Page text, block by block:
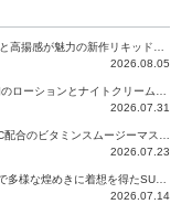
まもなくNARSから登場するのは、シアーな血色感と高揚感が魅力の新作リキッドブラッシュ「インセイシャブル リキッドブラッシュ」と、ゴールデンアワーに染まる空にインスピレーションを得た「アフターグロー リップシャイン」の新色！夏をハックして！
2026.08.05
リンクルショットから、シワの肌環境に着目した初のローションとナイトクリームが登場！デイリーケアで、シワ特有の肌環境を改善し、シワが目立たない肌へと導きます。
2026.07.31
ナチュラルコスメブランドSABONから、ビタミンC配合のビタミンスムージーマスク「ラディアンスマスク」と、ペパーミントにオーガニックハーブを凝縮したジェルの涼感トリートメント美容液「スカルプセラム リフレッシング」が登場！日々のデイリーケアで、過酷な猛暑で疲れた肌や頭皮をサポート、心地よくリフレッシュし、優しく肌を整えます。
2026.07.23
神秘的な輝きを秘めた技法“螺鈿（らでん）”の多彩で多様な煌めきに着想を得たSUQQUの2026 秋 カラーコレクションから登場するのは、艶然と輝くアイシャドウや偏光パールを配したフェイスカラー、繊細なパールの煌めくネイル、そしてそれらを際立てる“朧げな艶”を秘めた新リクイドリップ「ブラー リクイド リップ」。強さを秘めたまろやかな洗練の表情に。
2026.07.14